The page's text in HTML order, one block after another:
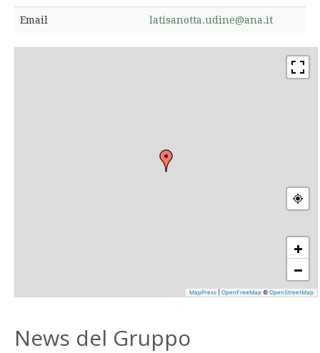
Email latisanotta.udine@ana.it
+
−
MapPress OpenFreeMap © OpenStreetMap
News del Gruppo